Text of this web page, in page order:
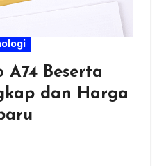
A74 Beserta
dan Harga